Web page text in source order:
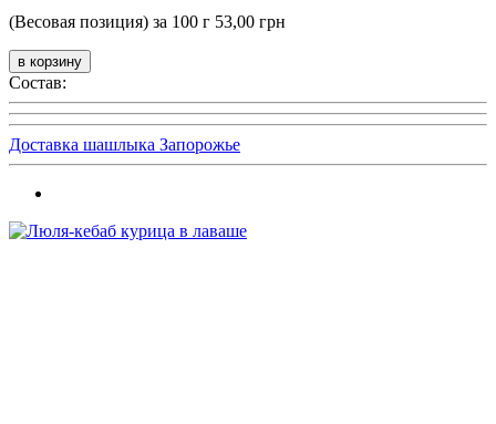
(Весовая позиция) за 100 г 53,00 грн
Состав:
Доставка шашлыка Запорожье